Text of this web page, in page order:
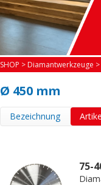
SHOP > Diamantwerkzeuge >
Ø 450 mm
Bezeichnung
75-